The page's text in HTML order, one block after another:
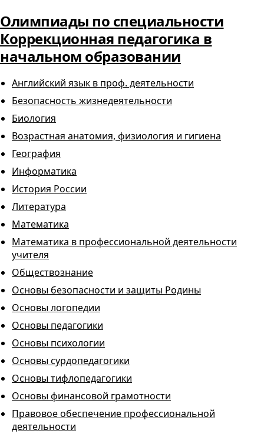
Олимпиады по специальности
Коррекционная педагогика в
начальном образовании
Английский язык в проф. деятельности
Безопасность жизнедеятельности
Биология
Возрастная анатомия, физиология и гигиена
География
Информатика
История России
Литература
Математика
Математика в профессиональной деятельности
учителя
Обществознание
Основы безопасности и защиты Родины
Основы логопедии
Основы педагогики
Основы психологии
Основы сурдопедагогики
Основы тифлопедагогики
Основы финансовой грамотности
Правовое обеспечение профессиональной
деятельности